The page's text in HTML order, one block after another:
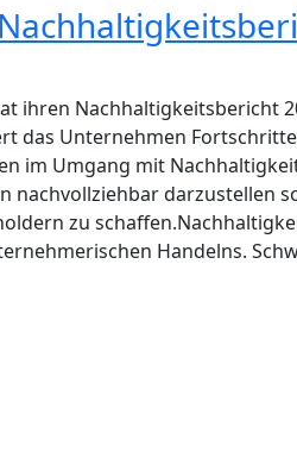
ihren Nachhaltigkeitsbericht
das Unternehmen
im Umgang mit
nachvollziehbar darzustellen
zu
Handelns.